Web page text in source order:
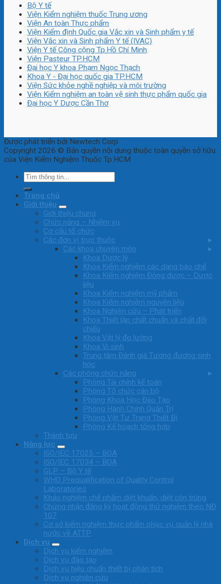
Bộ Y tế
Viện Kiểm nghiệm thuốc Trung ương
Viện An toàn Thực phẩm
Viện Kiểm định Quốc gia Vắc xin và Sinh phẩm y tế
Viện Vắc xin và Sinh phẩm Y tế (IVAC)
Viện Y tế Công cộng Tp.Hồ Chí Minh
Viện Pasteur TP.HCM
Đại học Y khoa Phạm Ngọc Thạch
Khoa Y - Đại học quốc gia TP.HCM
Viện Sức khỏe nghề nghiệp và môi trường
Viện Kiểm nghiệm an toàn vệ sinh thực phẩm quốc gia
Đại học Y Dược Cần Thơ
Được phát triển bởi Newtech Corp
Copyright 2026 © Bản quyền nội dung thuộc toàn quyền sở hữu
của Viện Kiểm Nghiệm Thuốc Tp.HCM
Trang chủ
Giới thiệu
Giới thiệu chung
Chức năng – Nhiệm vụ
Cơ cấu tổ chức
Các đơn vị trực thuộc
Các khoa chuyên môn
Khoa Dược lý
Khoa Kiểm nghiệm các dạng bào chế
Khoa Kiểm nghiệm Đông dược – Dược
liệu
Khoa Kiểm nghiệm mỹ phẩm
Khoa Kiểm nghiệm nguyên liệu
Khoa Nghiên cứu – Phát triển
Khoa Thiết lập chất chuẩn và chất đối
chiếu
Khoa Vật lý đo lường
Khoa Vi sinh
Trung tâm Đánh giá Tương đương sinh
học
Các phòng chức năng
Phòng Tài chính kế toán
Phòng Tổ chức cán bộ
Phòng Khoa Học Đào Tạo
Phòng Hành Chính Quản Trị
Phòng Vật Tư Trang Thiết Bị
Phòng Kế hoạch tổng hợp
Thành tựu
Năng lực
ISO/IEC 17025 – BOA
ISO/IEC 17034 – BOA
GLP – Bộ Y tế
WHO Prequalification of Quality Control
Laboratories
Khảo nghiệm chế phẩm diệt khuẩn, diệt côn trùng
Chứng nhận đăng ký hoạt động thử nghiệm theo NĐ
107
Cơ sở kiểm nghiệm thực phẩm phục vụ quản lý nhà
nước về ATTP
Dịch vụ
Dịch vụ kiểm nghiệm
Dịch vụ đào tạo
Dịch vụ hiệu chuẩn thiết bị phân tích
Dịch vụ nghiên cứu